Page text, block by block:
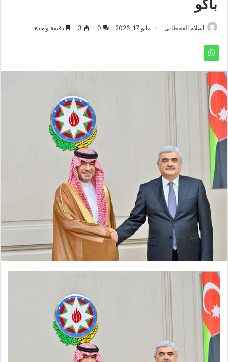
باكو
اسلام القحطانى مايو 17, 2026 0
3 دقيقة واحدة